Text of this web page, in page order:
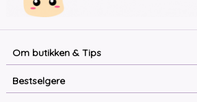
Om butikken & Tips
Bestselgere